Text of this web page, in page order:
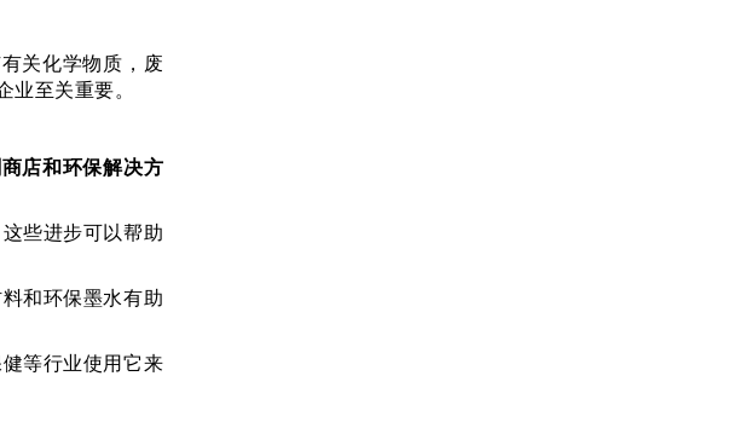
关化学物质，废
至关重要。
店和环保解决方
些进步可以帮助
和环保墨水有助
等行业使用它来